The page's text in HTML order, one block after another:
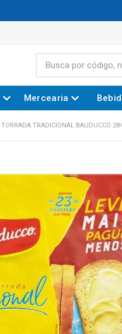
Mercearia
TORRADA TRADICIONAL BAUDUCCO